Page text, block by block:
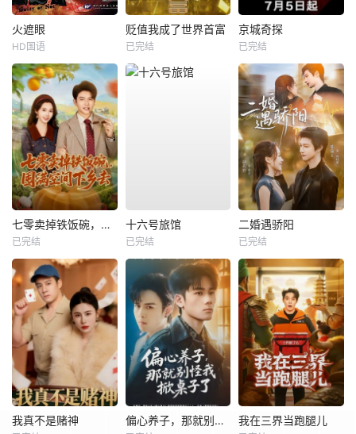
火遮眼
HD国语
贬值我成了世界首富
已完结
京城奇探
已完结
七零卖掉铁饭碗，囤满空间下乡去
已完结
十六号旅馆
已完结
二婚遇骄阳
已完结
我真不是赌神 偏心养子，那就别怪我掀桌子了 我在三界当跑腿儿